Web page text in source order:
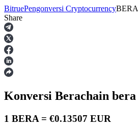
Berjangka
BitruePengonversi CryptocurrencyBERA
Share
Konversi Berachain bera
1 BERA = €0.13507 EUR